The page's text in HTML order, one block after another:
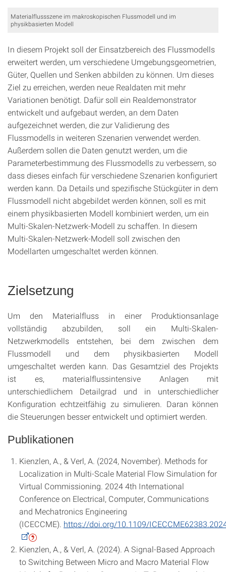
Materialflussszene im makroskopischen Flussmodell und im
physikbasierten Modell
In diesem Projekt soll der Einsatzbereich des Flussmodells
erweitert werden, um verschiedene Umgebungsgeometrien,
Güter, Quellen und Senken abbilden zu können. Um dieses
Ziel zu erreichen, werden neue Realdaten mit mehr
Variationen benötigt. Dafür soll ein Realdemonstrator
entwickelt und aufgebaut werden, an dem Daten
aufgezeichnet werden, die zur Validierung des
Flussmodells in weiteren Szenarien verwendet werden.
Außerdem sollen die Daten genutzt werden, um die
Parameterbestimmung des Flussmodells zu verbessern, so
dass dieses einfach für verschiedene Szenarien konfiguriert
werden kann. Da Details und spezifische Stückgüter in dem
Flussmodell nicht abgebildet werden können, soll es mit
einem physikbasierten Modell kombiniert werden, um ein
Multi-Skalen-Netzwerk-Modell zu schaffen. In diesem
Multi-Skalen-Netzwerk-Modell soll zwischen den
Modellarten umgeschaltet werden können.
Zielsetzung
Um den Materialfluss in einer Produktionsanlage
vollständig abzubilden, soll ein Multi-Skalen-
Netzwerkmodells entstehen, bei dem zwischen dem
Flussmodell und dem physikbasierten Modell
umgeschaltet werden kann. Das Gesamtziel des Projekts
ist es, materialflussintensive Anlagen mit
unterschiedlichem Detailgrad und in unterschiedlicher
Konfiguration echtzeitfähig zu simulieren. Daran können
die Steuerungen besser entwickelt und optimiert werden.
Publikationen
Kienzlen, A., & Verl, A. (2024, November). Methods for
Localization in Multi-Scale Material Flow Simulation for
Virtual Commissioning. 2024 4th International
Conference on Electrical, Computer, Communications
and Mechatronics Engineering
(ICECCME). https://doi.org/10.1109/
Kienzlen, A., & Verl, A. (2024). A Signal-Based Approach
to Switching Between Micro and Macro Material Flow